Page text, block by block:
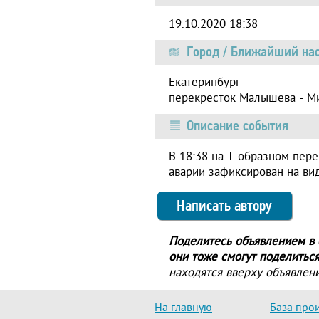
19.10.2020 18:38
Город / Ближайший
Екатеринбург
перекресток Малышева -
Описание события
В 18:38 на Т-образном
аварии зафиксирован на
Написать автору
Поделитесь объявлением в
они тоже смогут
находятся вверху
На главную
База